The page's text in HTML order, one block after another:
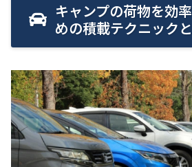
キャンプの荷物を効
めの積載テクニック